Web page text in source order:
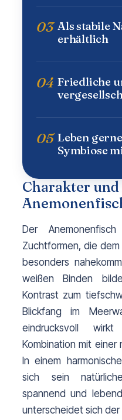
03 Als stabile
erhältlich
04 Friedliche
05 Leben
Symbiose
Charakter und
Der
Zuchtformen, die
besonders
weißen Binden
Kontrast zum
Blickfang im
eindrucksvoll
Kombination mit
In einem
sich sein
spannend und
unterscheidet sich der